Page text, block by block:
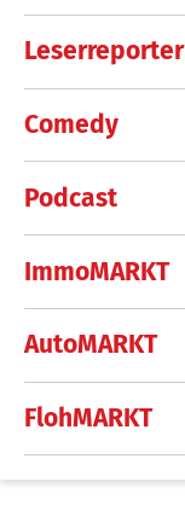
Leserreporter
Comedy
Podcast
ImmoMARKT
AutoMARKT
FlohMARKT